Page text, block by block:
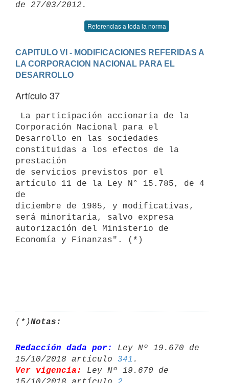
Referencias a toda la norma
CAPITULO VI - MODIFICACIONES REFERIDAS A
LA CORPORACION NACIONAL PARA EL
DESARROLLO
Artículo 37
Corporación Nacional para el
Desarrollo en las sociedades
constituidas a los efectos de la
prestación
de servicios previstos por el
artículo 11 de la Ley N° 15.785, de 4
de
diciembre de 1985, y modificativas,
será minoritaria, salvo expresa
autorización del Ministerio de
Economía y Finanzas". (*)
(*)Notas:
Redacción dada por:
Ley Nº 19.670 de
15/10/2018 artículo 341
Ver vigencia:
Ley Nº 19.670 de